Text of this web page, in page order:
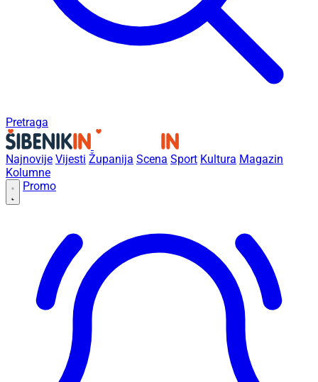
Pretraga
Najnovije Vijesti Županija Scena Sport Kultura Magazin
Kolumne
Promo